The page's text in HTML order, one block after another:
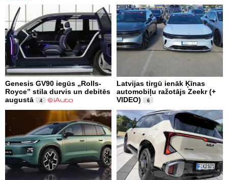
Genesis GV90 iegūs „Rolls-
Royce” stila durvis un debitēs
augustā
4
Latvijas tirgū ienāk Ķīnas
automobiļu ražotājs Zeekr (+
VIDEO)
6